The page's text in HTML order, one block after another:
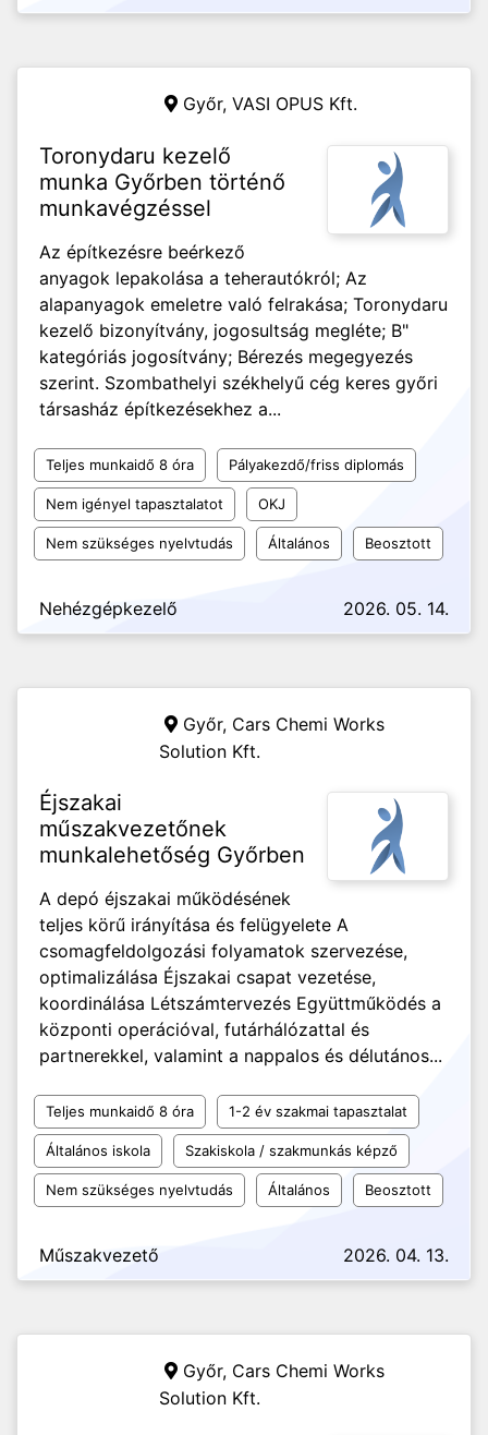
Győr, VASI OPUS Kft.
Toronydaru kezelő
munka Győrben történő
munkavégzéssel
Az építkezésre beérkező
anyagok lepakolása a teherautókról; Az
alapanyagok emeletre való felrakása; Toronydaru
kezelő bizonyítvány, jogosultság megléte; B"
kategóriás jogosítvány; Bérezés megegyezés
szerint. Szombathelyi székhelyű cég keres győri
társasház építkezésekhez a...
Teljes munkaidő 8 óra Pályakezdő/friss diplomás
Nem igényel tapasztalatot OKJ
Nem szükséges nyelvtudás Általános Beosztott
Nehézgépkezelő 2026. 05. 14.
Győr, Cars Chemi Works
Solution Kft.
Éjszakai
műszakvezetőnek
munkalehetőség Győrben
A depó éjszakai működésének
teljes körű irányítása és felügyelete A
csomagfeldolgozási folyamatok szervezése,
optimalizálása Éjszakai csapat vezetése,
koordinálása Létszámtervezés Együttműködés a
központi operációval, futárhálózattal és
partnerekkel, valamint a nappalos és délutános...
Teljes munkaidő 8 óra 1-2 év szakmai tapasztalat
Általános iskola Szakiskola / szakmunkás képző
Nem szükséges nyelvtudás Általános Beosztott
Műszakvezető 2026. 04. 13.
Győr, Cars Chemi Works
Solution Kft.